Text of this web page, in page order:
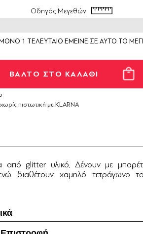
Οδηγός Μεγεθών
ΜΟΝΟ 1 ΤΕΛΕΥΤΑΙΟ ΕΜΕΙΝΕ ΣΕ ΑΥΤΟ ΤΟ
πιστωτική με KLARNA
από glitter υλικό. Δένουν με
διαθέτουν χαμηλό τετράγωνο